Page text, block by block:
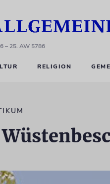
– 25. AW 5786
RELIGION